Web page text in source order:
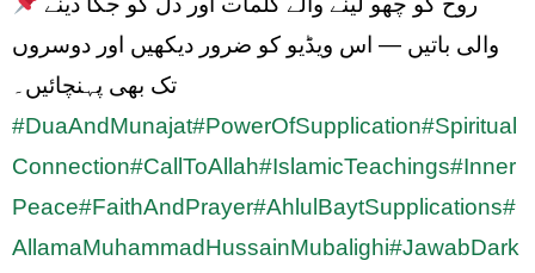
والی باتیں — اس ویڈیو کو ضرور دیکھیں اور دوسروں
تک بھی پہنچائیں۔
#DuaAndMunajat#PowerOfSupplication#Spiritual
Connection#CallToAllah#IslamicTeachings#Inner
Peace#FaithAndPrayer#AhlulBaytSupplications#
AllamaMuhammadHussainMubalighi#JawabDark